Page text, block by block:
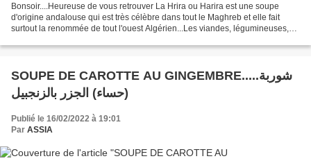
Bonsoir....Heureuse de vous retrouver La Hrira ou Harira est une soupe
d'origine andalouse qui est très célèbre dans tout le Maghreb et elle fait
surtout la renommée de tout l'ouest Algérien...Les viandes, légumineuses,
SOUPE DE CAROTTE AU GINGEMBRE.....شوربة
(حساء) الجزر بالزنجبيل
Publié le 16/02/2022 à 19:01
Par ASSIA